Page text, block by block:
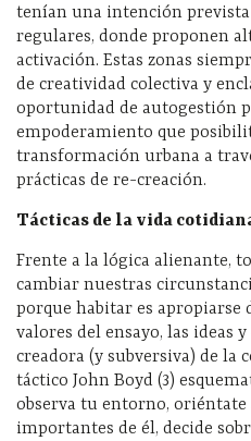
tenían una intención
regulares, donde proponen
activación. Estas zonas
de creatividad colectiva y
oportunidad de autogestión
empoderamiento que
transformación urbana a
prácticas de re-creación.
Tácticas de la vida
Frente a la lógica alienante,
cambiar nuestras
porque habitar es apropiarse
valores del ensayo, las ideas
creadora (y subversiva) de la
táctico John Boyd (3)
observa tu entorno, oriéntate
importantes de él, decide